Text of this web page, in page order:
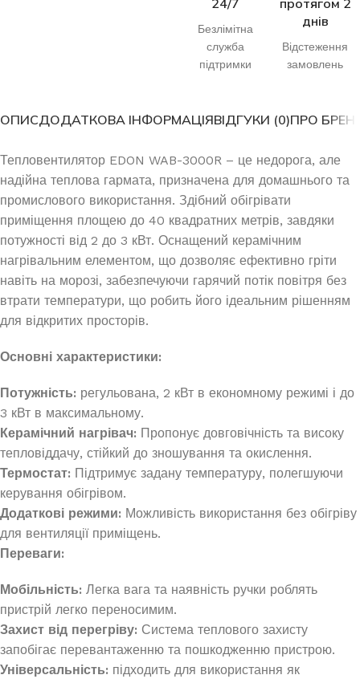
24/7
Безлімітна
служба
підтримки
протягом 2
днів
Відстеження
замовлень
ОПИСДОДАТКОВА ІНФОРМАЦІЯВІДГУКИ (0)ПРО
Тепловентилятор EDON WAB-3000R – це недорога, але
надійна теплова гармата, призначена для домашнього та
промислового використання. Здібний обігрівати
приміщення площею до 40 квадратних метрів, завдяки
потужності від 2 до 3 кВт. Оснащений керамічним
нагрівальним елементом, що дозволяє ефективно гріти
навіть на морозі, забезпечуючи гарячий потік повітря без
втрати температури, що робить його ідеальним рішенням
для відкритих просторів.
Основні характеристики:
Потужність: регульована, 2 кВт в економному режимі і до
3 кВт в максимальному.
Керамічний нагрівач: Пропонує довговічність та високу
тепловіддачу, стійкий до зношування та окислення.
Термостат: Підтримує задану температуру, полегшуючи
керування обігрівом.
Додаткові режими: Можливість використання без обігріву
для вентиляції приміщень.
Переваги:
Мобільність: Легка вага та наявність ручки роблять
пристрій легко переносимим.
Захист від перегріву: Система теплового захисту
запобігає перевантаженню та пошкодженню пристрою.
Універсальність: підходить для використання як